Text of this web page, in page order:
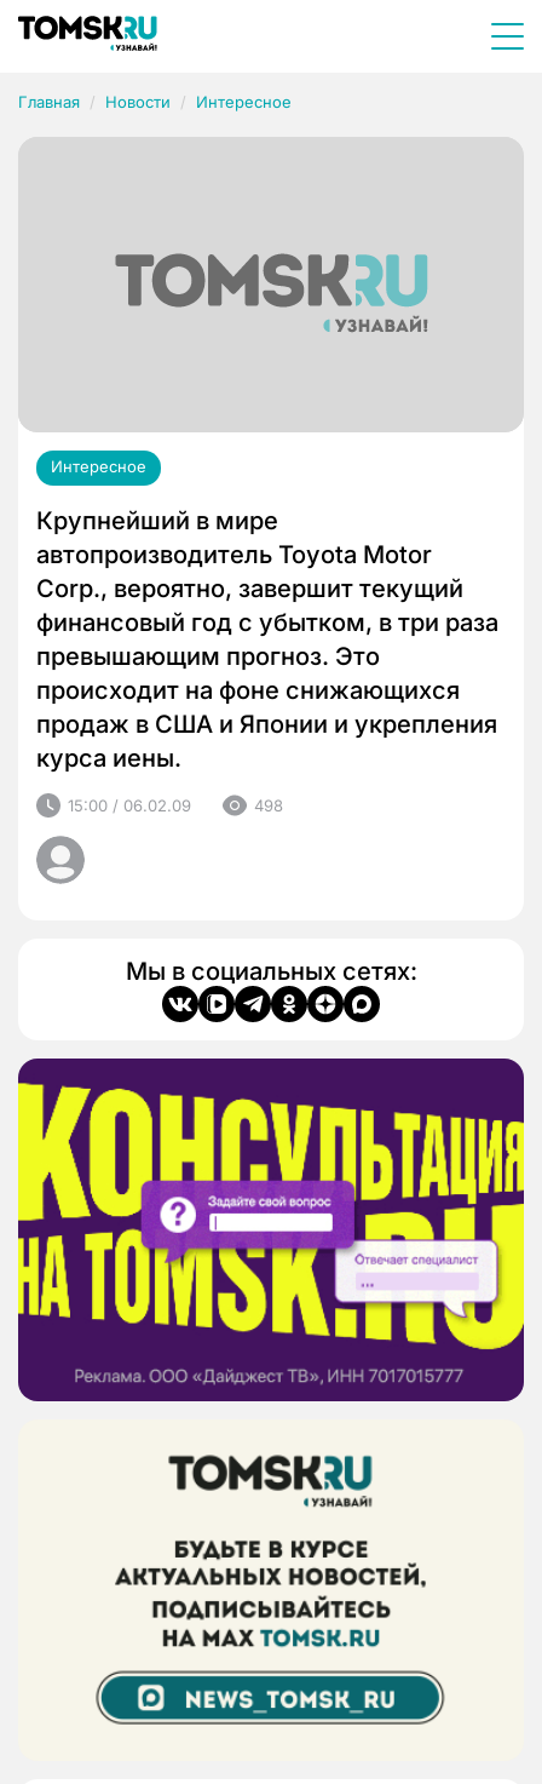
Главная Новости Интересное
Интересное
Крупнейший в мире
автопроизводитель Toyota Motor
Corp., вероятно, завершит текущий
финансовый год с убытком, в три раза
превышающим прогноз. Это
происходит на фоне снижающихся
продаж в США и Японии и укрепления
курса иены.
15:00 / 06.02.09 498
Мы в социальных сетях: